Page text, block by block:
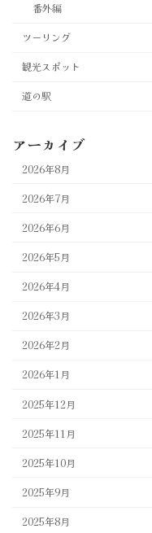
番外編
ツーリング
観光スポット
道の駅
アーカイブ
2026年8月
2026年7月
2026年6月
2026年5月
2026年4月
2026年3月
2026年2月
2026年1月
2025年12月
2025年11月
2025年10月
2025年9月
2025年8月